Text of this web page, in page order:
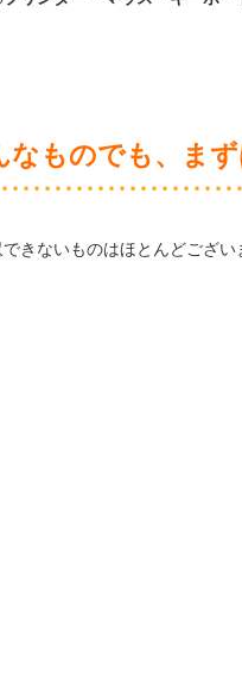
ものでも、まず
きないものはほとんどござい